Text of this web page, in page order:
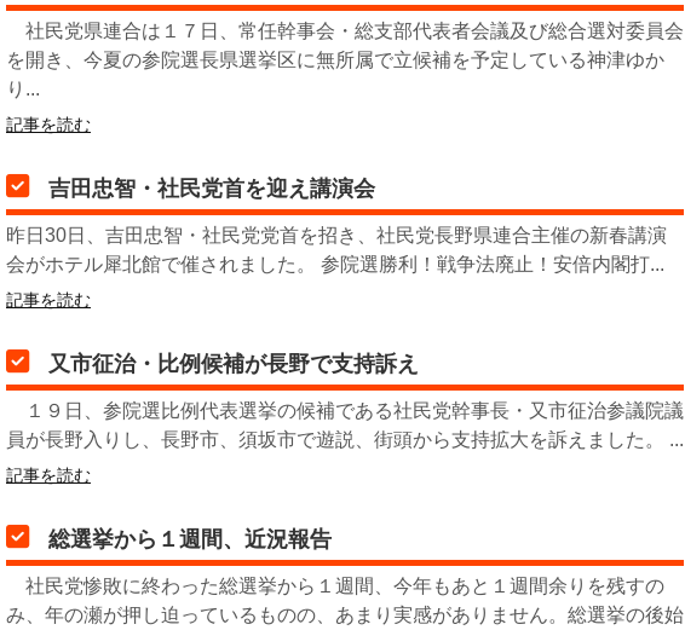
社民党県連合は１７日、常任幹事会・総支部代表者会議及び総合選対委員会
を開き、今夏の参院選長県選挙区に無所属で立候補を予定している神津ゆか
り...
記事を読む
吉田忠智・社民党首を迎え講演会
昨日30日、吉田忠智・社民党党首を招き、社民党長野県連合主催の新春講演
会がホテル犀北館で催されました。 参院選勝利！戦争法廃止！安倍内閣打...
記事を読む
又市征治・比例候補が長野で支持訴え
１９日、参院選比例代表選挙の候補である社民党幹事長・又市征治参議院議
員が長野入りし、長野市、須坂市で遊説、街頭から支持拡大を訴えました。 ...
記事を読む
総選挙から１週間、近況報告
社民党惨敗に終わった総選挙から１週間、今年もあと１週間余りを残すの
み、年の瀬が押し迫っているものの、あまり実感がありません。総選挙の後始